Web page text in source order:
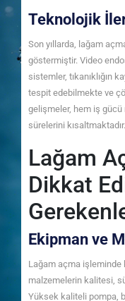
Teknolojik
Son yıllarda, lağam
göstermiştir. Video
sistemler, tıkanıklığın
tespit edebilmekte ve
gelişmeler, hem iş
sürelerini kısaltmaktadır.
Lağam
Dikkat
Ekipman ve
Lağam açma işleminde
malzemelerin kalitesi,
Yüksek kaliteli pompa,